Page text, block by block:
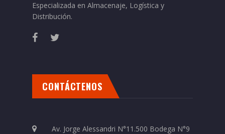
Especializada en Almacenaje, Logística y
Distribución.
CONTÁCTENOS
Av. Jorge Alessandri N°11.500 Bodega N°9